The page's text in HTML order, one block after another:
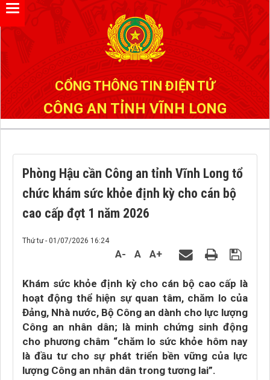
CỔNG THÔNG TIN ĐIỆN TỬ
CÔNG AN TỈNH VĨNH LONG
Phòng Hậu cần Công an tỉnh Vĩnh Long tổ
chức khám sức khỏe định kỳ cho cán bộ
cao cấp đợt 1 năm 2026
Thứ tư - 01/07/2026 16:24
A- A A+
Khám sức khỏe định kỳ cho cán bộ cao cấp là
hoạt động thể hiện sự quan tâm, chăm lo của
Đảng, Nhà nước, Bộ Công an dành cho lực lượng
Công an nhân dân; là minh chứng sinh động
cho phương châm “chăm lo sức khỏe hôm nay
là đầu tư cho sự phát triển bền vững của lực
lượng Công an nhân dân trong tương lai”.